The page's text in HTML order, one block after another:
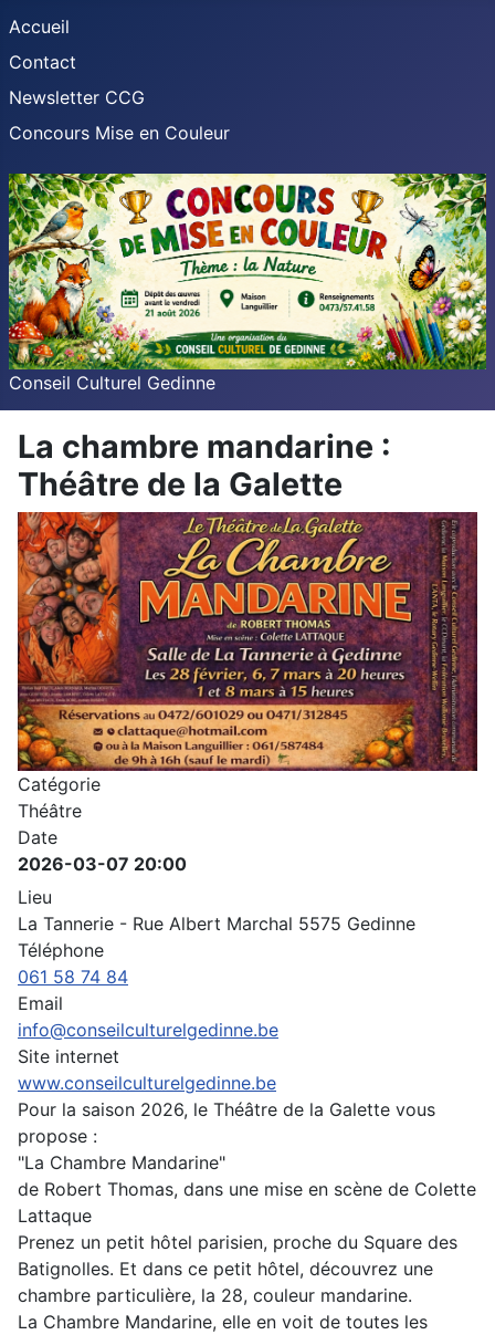
Accueil
Contact
Newsletter CCG
Concours Mise en Couleur
Conseil Culturel Gedinne
La chambre mandarine :
Théâtre de la Galette
Catégorie
Théâtre
Date
2026-03-07 20:00
Lieu
La Tannerie - Rue Albert Marchal 5575 Gedinne
Téléphone
061 58 74 84
Email
info@conseilculturelgedinne.be
Site internet
www.conseilculturelgedinne.be
Pour la saison 2026, le Théâtre de la Galette vous
propose :
"La Chambre Mandarine"
de Robert Thomas, dans une mise en scène de Colette
Lattaque
Prenez un petit hôtel parisien, proche du Square des
Batignolles. Et dans ce petit hôtel, découvrez une
chambre particulière, la 28, couleur mandarine.
La Chambre Mandarine, elle en voit de toutes les